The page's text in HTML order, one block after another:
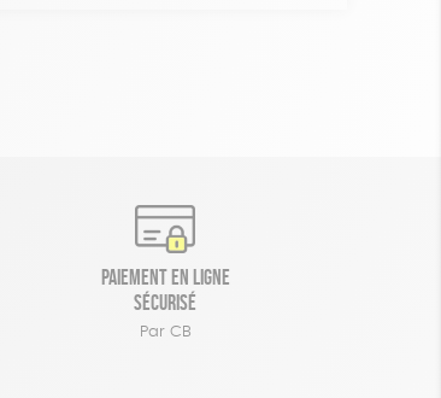
Paiement en ligne
sécurisé
Par CB